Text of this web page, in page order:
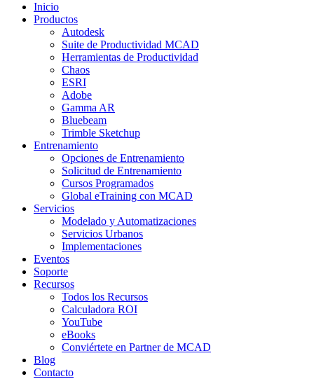
Inicio
Productos
Autodesk
Suite de Productividad MCAD
Herramientas de Productividad
Chaos
ESRI
Adobe
Gamma AR
Bluebeam
Trimble Sketchup
Entrenamiento
Opciones de Entrenamiento
Solicitud de Entrenamiento
Cursos Programados
Global eTraining con MCAD
Servicios
Modelado y Automatizaciones
Servicios Urbanos
Implementaciones
Eventos
Soporte
Recursos
Todos los Recursos
Calculadora ROI
YouTube
eBooks
Conviértete en Partner de MCAD
Blog
Contacto